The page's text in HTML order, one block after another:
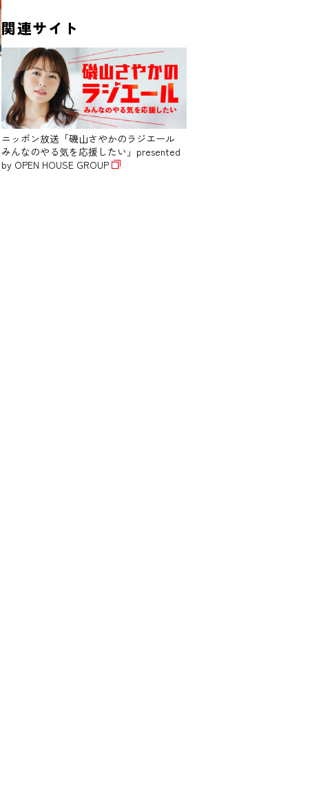
関連サイト
ニッポン放送「磯山さやかのラジエール
みんなのやる気を応援したい」presented
by OPEN HOUSE GROUP